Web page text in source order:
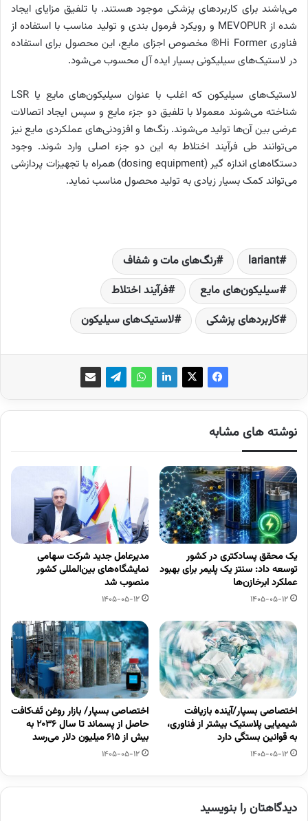
می‌باشند برای کاربردهای پزشکی موجود هستند. با تلفیق مزایای ایجاد
شده ازMEVOPUR و رویکرد فرمول بندی و تولید مناسب با استفاده از
فناوریHi Former
®مخصوص اجزای مایع، این محصول برای استفاده
در لاستیک‌های سیلیکونی بسیار ایده آل محسوب می‌شود.
لاستیک‌های سیلیکون که اغلب با عنوان سیلیکون‌های مایع یا LSR
شناخته می‌شوند معمولا با تلفیق دو جزء مایع و سپس ایجاد اتصالات
عرضی بین آن‌ها تولید می‌شوند. رنگ‌ها و افزودنی‌های عملکردی مایع نیز
می‌توانند طی فرآیند اختلاط به این دو جزء اصلی وارد شوند. وجود
دستگاه‌های اندازه گیر (dosing equipment) همراه با تجهیزات پردازشی
می‌تواند کمک بسیار زیادی به تولید محصول مناسب نماید.
lariant
رنگ‌های مات و شفاف
سیلیکون‌های مایع
فرآیند اختلاط
کاربردهای پزشکی
لاستیک‌های سیلیکون
نوشته های مشابه
یک محقق پسادکتری در کشور
توسعه داد: سنتز یک پلیمر برای بهبود
عملکرد ابرخازن‌ها
1405-05-12
مدیرعامل جدید شرکت سهامی
نمایشگاه‌های بین‌المللی کشور
منصوب شد
1405-05-12
اختصاصی بسپار/آینده بازیافت
شیمیایی پلاستیک بیشتر از فناوری،
به قوانین بستگی دارد
1405-05-12
اختصاصی بسپار/ بازار روغن تَف‌کافت
حاصل از پسماند تا سال ۲۰۳۶ به
بیش از ۶۱۵ میلیون دلار می‌رسد
1405-05-12
دیدگاهتان را بنویسید